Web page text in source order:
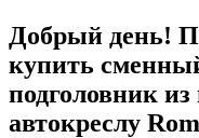
Добрый день!
купить
подголовник
автокреслу